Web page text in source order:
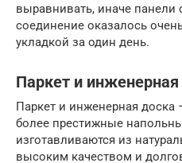
выравнивать, иначе панели
соединение оказалось
укладкой за один день.
Паркет и инженерная
Паркет и инженерная доска
более престижные
изготавливаются из
высоким качеством и